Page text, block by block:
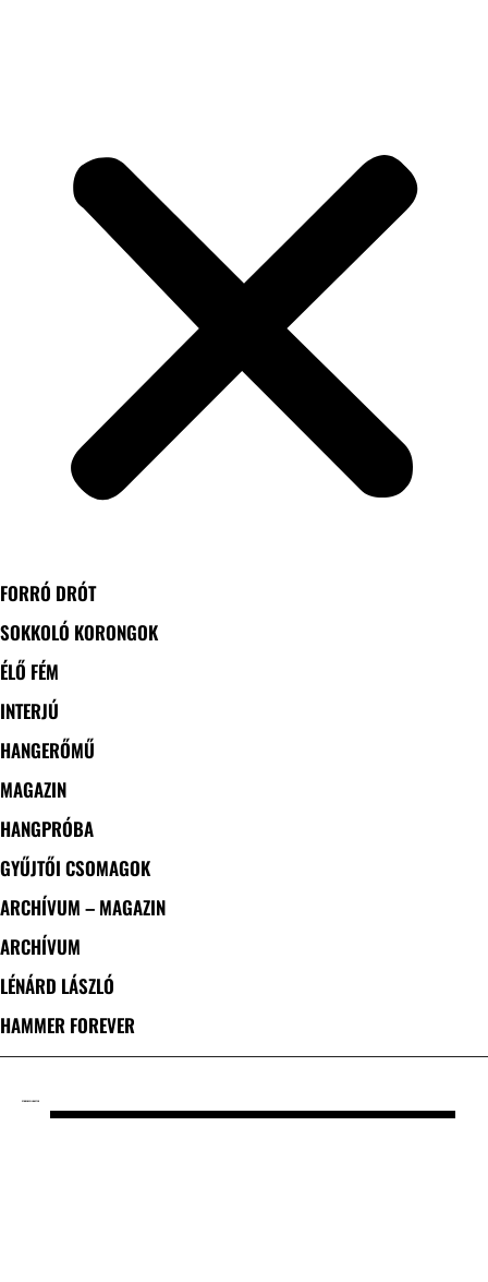
FORRÓ DRÓT
SOKKOLÓ KORONGOK
ÉLŐ FÉM
INTERJÚ
HANGERŐMŰ
MAGAZIN
HANGPRÓBA
GYŰJTŐI CSOMAGOK
ARCHÍVUM – MAGAZIN
ARCHÍVUM
LÉNÁRD LÁSZLÓ
HAMMER FOREVER